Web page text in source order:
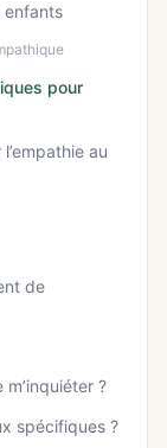
enfants
pour
au
de
?
spécifiques ?